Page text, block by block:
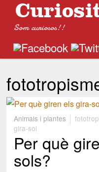
Som curiosos!!
Animals i plantes
gira-sol
Per què
sols?